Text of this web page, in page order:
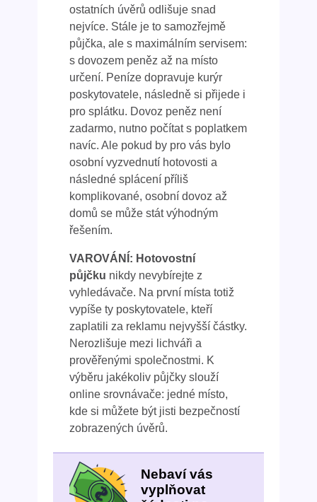
ostatních úvěrů odlišuje snad
nejvíce. Stále je to samozřejmě
půjčka, ale s maximálním servisem:
s dovozem peněz až na místo
určení. Peníze dopravuje kurýr
poskytovatele, následně si přijede i
pro splátku. Dovoz peněz není
zadarmo, nutno počítat s poplatkem
navíc. Ale pokud by pro vás bylo
osobní vyzvednutí hotovosti a
následné splácení příliš
komplikované, osobní dovoz až
domů se může stát výhodným
řešením.
VAROVÁNÍ: Hotovostní
půjčku nikdy nevybírejte z
vyhledávače. Na první místa totiž
vypíše ty poskytovatele, kteří
zaplatili za reklamu nejvyšší částky.
Nerozlišuje mezi lichváři a
prověřenými společnostmi. K
výběru jakékoliv půjčky slouží
online srovnávače: jedné místo,
kde si můžete být jisti bezpečností
zobrazených úvěrů.
Nebaví vás
vyplňovat